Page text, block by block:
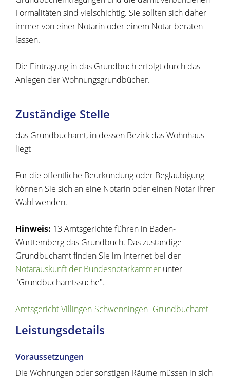
Formalitäten sind vielschichtig. Sie sollten sich daher
immer von einer Notarin oder einem Notar beraten
lassen.
Die Eintragung in das Grundbuch erfolgt durch das
Anlegen der Wohnungsgrundbücher.
Zuständige Stelle
das Grundbuchamt, in dessen Bezirk das Wohnhaus
liegt
Für die öffentliche Beurkundung oder Beglaubigung
können Sie sich an eine Notarin oder einen Notar Ihrer
Wahl wenden.
Hinweis: 13 Amtsgerichte führen in Baden-
Württemberg das Grundbuch. Das zuständige
Grundbuchamt finden Sie im Internet bei der
Notarauskunft der Bundesnotarkammer unter
"Grundbuchamtssuche".
Amtsgericht Villingen-Schwenningen -Grundbuchamt-
Leistungsdetails
Voraussetzungen
Die Wohnungen oder sonstigen Räume müssen in sich